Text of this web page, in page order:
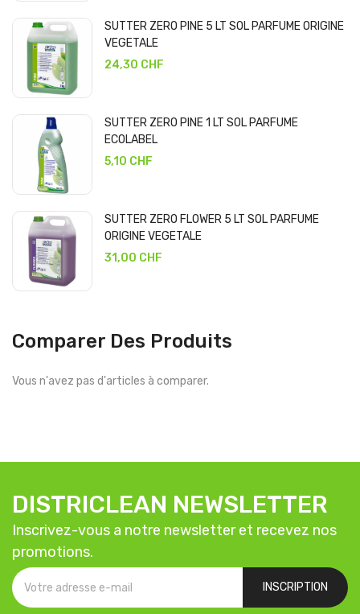
SUTTER ZERO PINE 5 LT SOL PARFUME ORIGINE
VEGETALE
24,30 CHF
SUTTER ZERO PINE 1 LT SOL PARFUME
ECOLABEL
5,10 CHF
SUTTER ZERO FLOWER 5 LT SOL PARFUME
ORIGINE VEGETALE
31,00 CHF
Comparer Des Produits
Vous n'avez pas d'articles à comparer.
DISTRICLEAN NEWSLETTER
Inscrivez-vous a notre newsletter et recevez nos
promotions.
INSCRIPTION